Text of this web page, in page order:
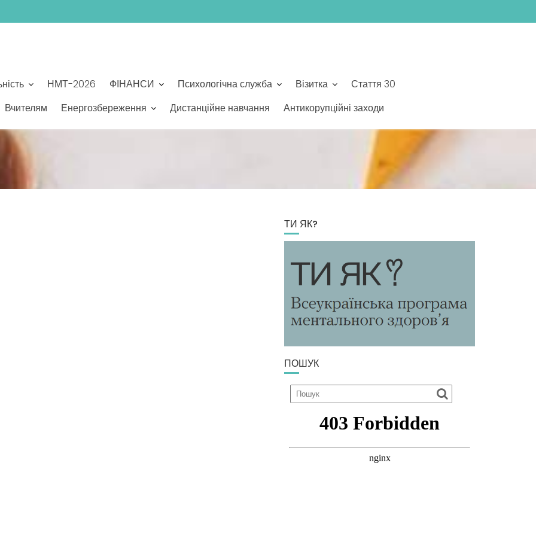
НМТ-2026 ФІНАНСИ Психологічна служба Візитка
Стаття 30
Вчителям Енергозбереження Дистанційне навчання Антикорупційні заходи
ТИ ЯК?
ПОШУК